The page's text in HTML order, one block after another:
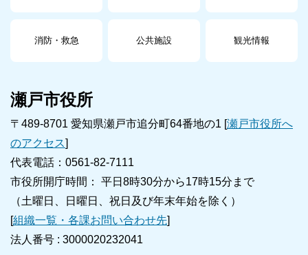
消防・救急 公共施設 観光情報
瀬戸市役所
〒489-8701 愛知県瀬戸市追分町64番地の1 [瀬戸市役所へ
のアクセス]
代表電話：0561-82-7111
市役所開庁時間： 平日8時30分から17時15分まで
（土曜日、日曜日、祝日及び年末年始を除く）
[組織一覧・各課お問い合わせ先]
法人番号 : 3000020232041